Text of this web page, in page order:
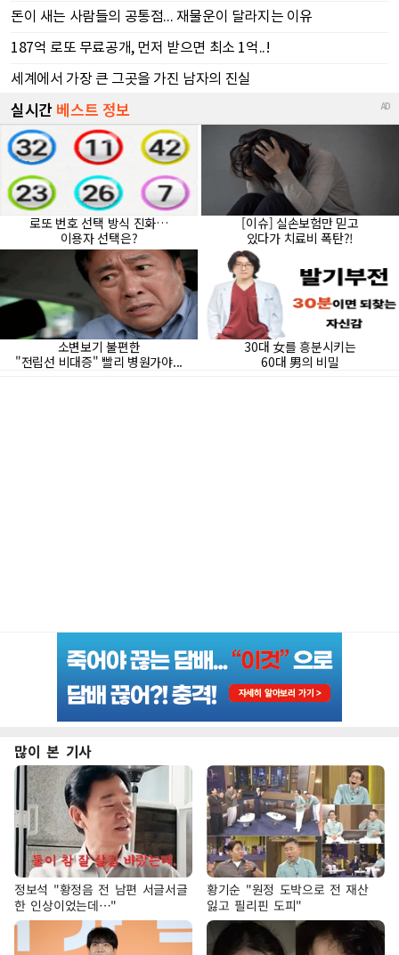
많이 본 기사
정보석 "황정음 전 남편 서글서글
한 인상이었는데…"
황기순 "원정 도박으로 전 재산
잃고 필리핀 도피"